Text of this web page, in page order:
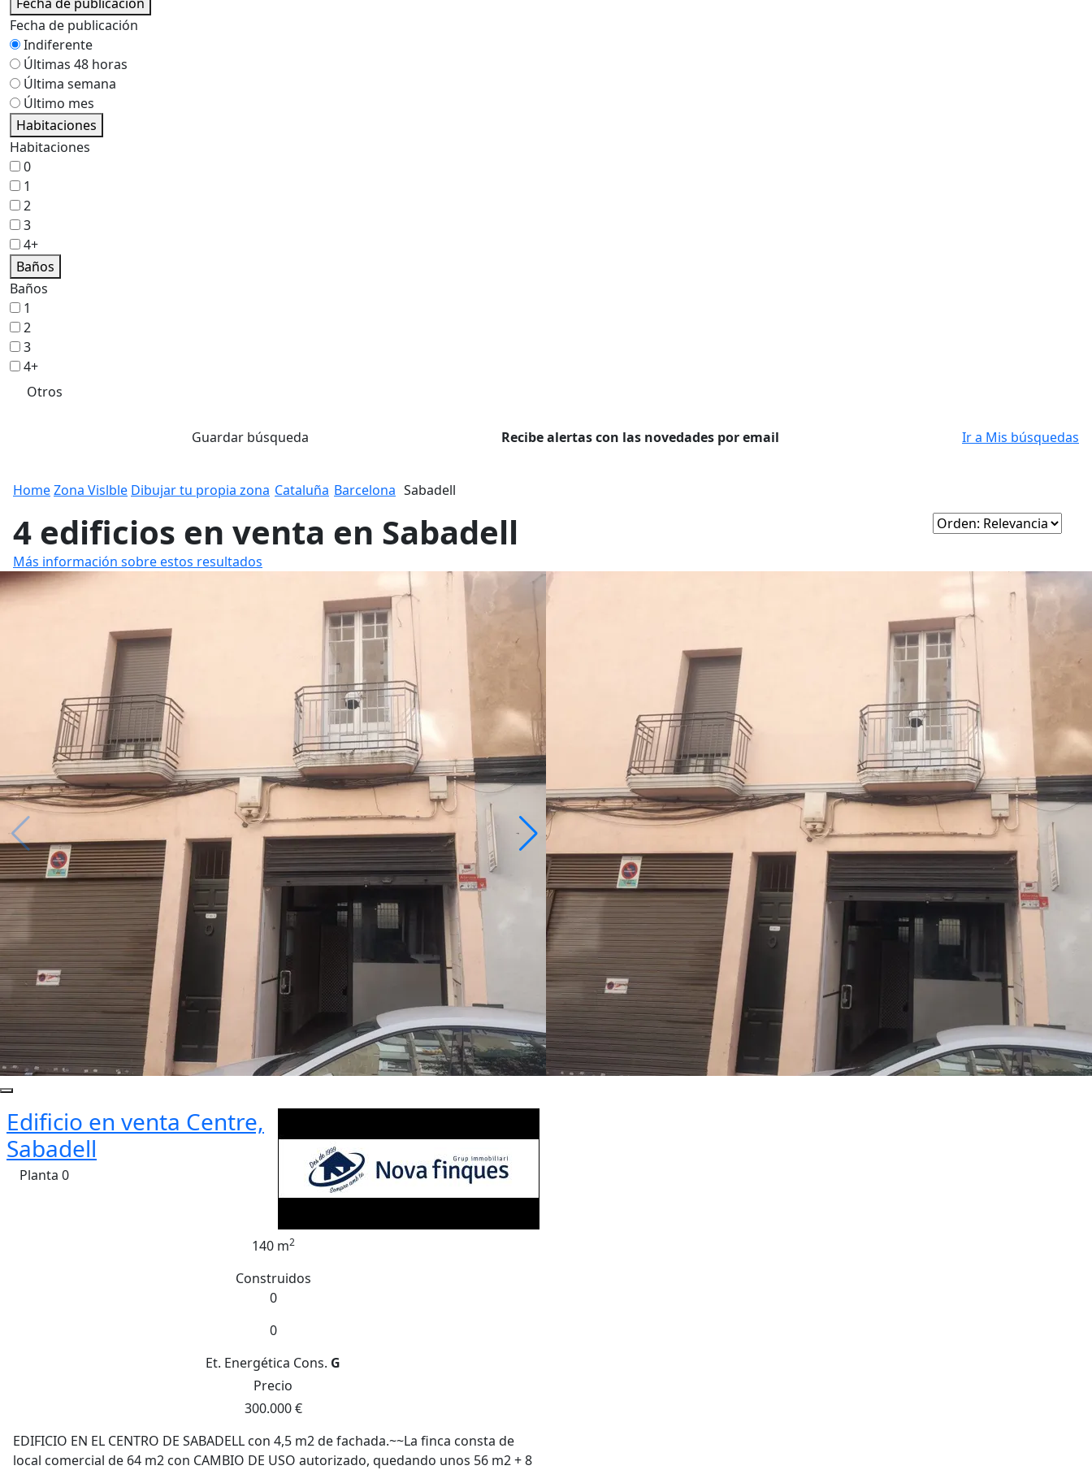
Fecha de publicación
Indiferente
Últimas 48 horas
Última semana
Último mes
Habitaciones
Habitaciones
0
1
2
3
4+
Baños
Baños
1
2
3
4+
Otros
Guardar búsqueda Recibe alertas con las novedades por email Ir a Mis búsquedas
HomeZona Vislble Dibujar tu propia zona Cataluña Barcelona Sabadell
4 edificios en venta en Sabadell
Más información sobre estos resultados
Edificio en venta Centre,
Sabadell
Planta 0
140 m2
Construidos
0
0
Et. Energética Cons. G
Precio
300.000 €
EDIFICIO EN EL CENTRO DE SABADELL con 4,5 m2 de fachada.~~La finca consta de
local comercial de 64 m2 con CAMBIO DE USO autorizado, quedando unos 56 m2 + 8